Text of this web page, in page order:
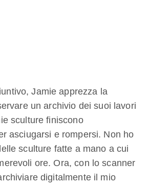
Jamie apprezza la
un archivio dei suoi lavori
sculture finiscono
asciugarsi e rompersi. Non ho
sculture fatte a mano a cui
ore. Ora, con lo scanner
digitalmente il mio